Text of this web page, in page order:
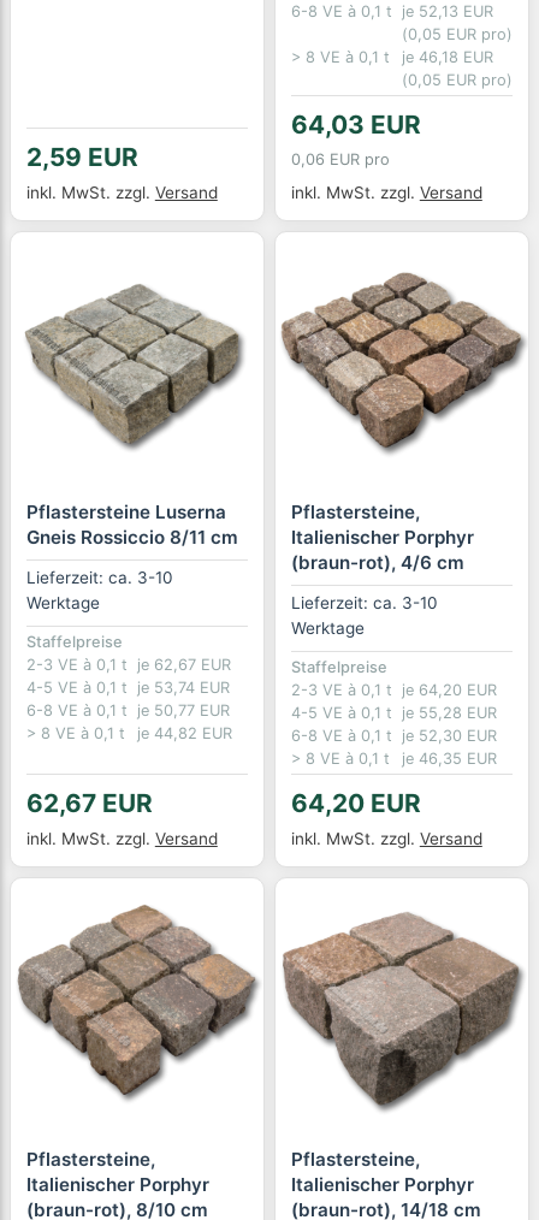
2,59 EUR
inkl. MwSt. zzgl. Versand
6-8 VE à 0,1 t
je 52,13 EUR
(0,05 EUR pro)
> 8 VE à 0,1 t
je 46,18 EUR
(0,05 EUR pro)
64,03 EUR
0,06 EUR pro
inkl. MwSt. zzgl. Versand
Pflastersteine Luserna
Gneis Rossiccio 8/11 cm
Lieferzeit: ca. 3-10
Werktage
Staffelpreise
2-3 VE à 0,1 t
je 62,67 EUR
4-5 VE à 0,1 t
je 53,74 EUR
6-8 VE à 0,1 t
je 50,77 EUR
> 8 VE à 0,1 t
je 44,82 EUR
62,67 EUR
inkl. MwSt. zzgl. Versand
Pflastersteine,
Italienischer Porphyr
(braun-rot), 4/6 cm
Lieferzeit: ca. 3-10
Werktage
Staffelpreise
2-3 VE à 0,1 t
je 64,20 EUR
4-5 VE à 0,1 t
je 55,28 EUR
6-8 VE à 0,1 t
je 52,30 EUR
> 8 VE à 0,1 t
je 46,35 EUR
64,20 EUR
inkl. MwSt. zzgl. Versand
Pflastersteine,
Italienischer Porphyr
(braun-rot), 8/10 cm
Pflastersteine,
Italienischer Porphyr
(braun-rot), 14/18 cm